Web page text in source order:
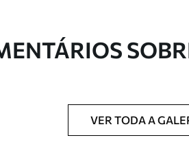
VER TODA A